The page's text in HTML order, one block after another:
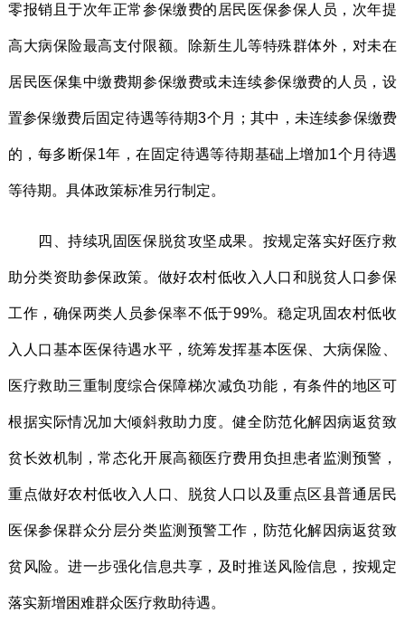
零报销且于次年正常参保缴费的居民医保参保人员，次年提
高大病保险最高支付限额。除新生儿等特殊群体外，对未在
居民医保集中缴费期参保缴费或未连续参保缴费的人员，设
置参保缴费后固定待遇等待期3个月；其中，未连续参保缴费
的，每多断保1年，在固定待遇等待期基础上增加1个月待遇
等待期。具体政策标准另行制定。
四、持续巩固医保脱贫攻坚成果。按规定落实好医疗救
助分类资助参保政策。做好农村低收入人口和脱贫人口参保
工作，确保两类人员参保率不低于99%。稳定巩固农村低收
入人口基本医保待遇水平，统筹发挥基本医保、大病保险、
医疗救助三重制度综合保障梯次减负功能，有条件的地区可
根据实际情况加大倾斜救助力度。健全防范化解因病返贫致
贫长效机制，常态化开展高额医疗费用负担患者监测预警，
重点做好农村低收入人口、脱贫人口以及重点区县普通居民
医保参保群众分层分类监测预警工作，防范化解因病返贫致
贫风险。进一步强化信息共享，及时推送风险信息，按规定
落实新增困难群众医疗救助待遇。